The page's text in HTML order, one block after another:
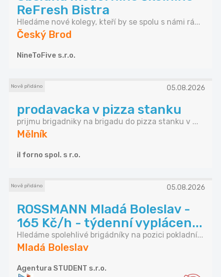
ReFresh Bistra
Hledáme nové kolegy, kteří by se spolu s námi rá...
Český Brod
NineToFive s.r.o.
Nově přidáno 05.08.2026
prodavacka v pizza stanku
prijmu brigadniky na brigadu do pizza stanku v ...
Mělník
il forno spol. s r.o.
Nově přidáno 05.08.2026
ROSSMANN Mladá Boleslav -
165 Kč/h - týdenní vyplácen...
Hledáme spolehlivé brigádníky na pozici pokladní...
Mladá Boleslav
Agentura STUDENT s.r.o.